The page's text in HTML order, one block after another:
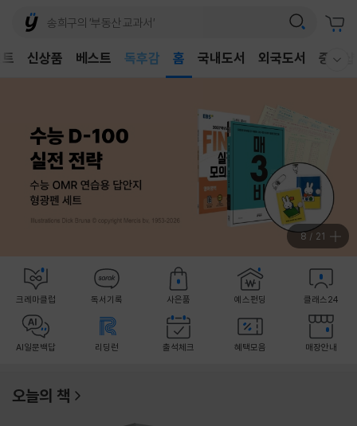
신상품 베스트
독후감
홈 국내도서 외국도서 중고샵
9 / 21
크레마클럽 독서기록 사은품 예스펀딩 클래스24
AI일문백답 리딩런 출석체크 혜택모음 매장안내
오늘의 책